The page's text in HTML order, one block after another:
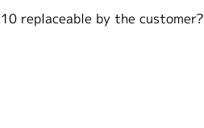
replaceable by the customer?